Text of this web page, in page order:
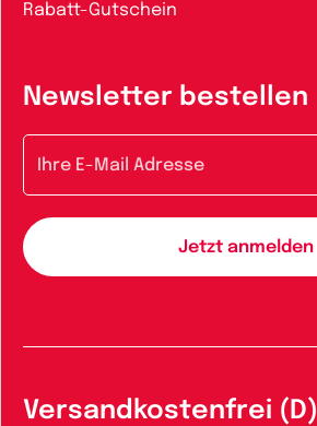
Rabatt-Gutschein
Newsletter bestellen
Versandkostenfrei (D)